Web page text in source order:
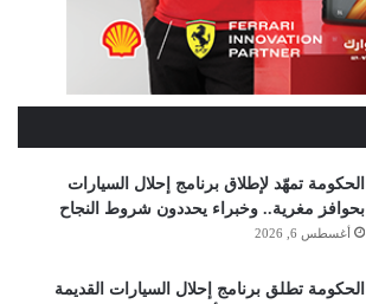
الحكومة تمهّد لإطلاق برنامج إحلال السيارات
بحوافز مغرية.. وخبراء يحددون شروط النجاح
أغسطس 6, 2026
الحكومة تطلق برنامج إحلال السيارات القديمة